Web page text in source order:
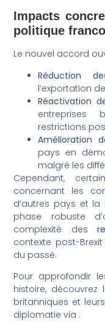
Impacts
politique
Le nouvel accord
Réduction
l’exportation
Réactivation
entreprises
restrictions
Amélioration
pays en
malgré les
Cependant,
concernant les
d’autres pays et
phase robuste
complexité des
contexte post-
du passé.
Pour approfondir
histoire,
britanniques et
diplomatie via :